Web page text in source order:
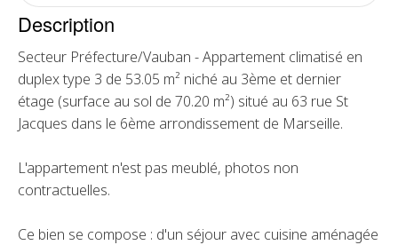
Description
Secteur Préfecture/Vauban - Appartement climatisé en
duplex type 3 de 53.05 m² niché au 3ème et dernier
étage (surface au sol de 70.20 m²) situé au 63 rue St
Jacques dans le 6ème arrondissement de Marseille.
L'appartement n'est pas meublé, photos non
contractuelles.
Ce bien se compose : d'un séjour avec cuisine aménagée